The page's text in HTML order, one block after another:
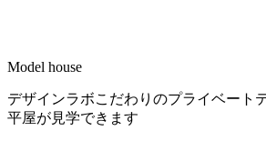
Model house
デザインラボこだわりのプライベート
平屋が見学できます